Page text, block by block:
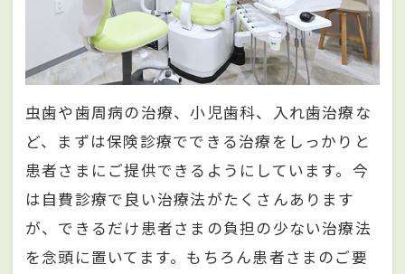
虫歯や歯周病の治療、小児歯科、入れ歯治療な
ど、まずは保険診療でできる治療をしっかりと
患者さまにご提供できるようにしています。今
は自費診療で良い治療法がたくさんあります
が、できるだけ患者さまの負担の少ない治療法
を念頭に置いてます。もちろん患者さまのご要